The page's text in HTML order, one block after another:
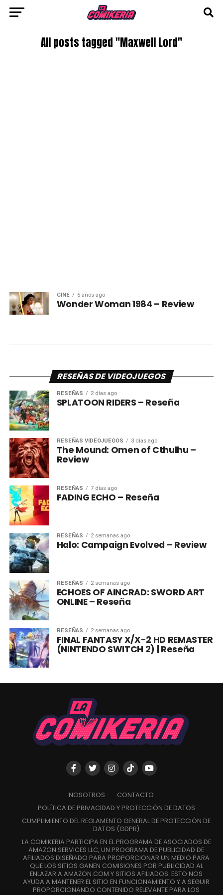
All posts tagged "Maxwell Lord"
CINE 6 años ago
Wonder Woman 1984 – Review
RESEÑAS DE VIDEOJUEGOS
RESEÑAS 2 días ago
SPLATOON RIDERS – Reseña
RESEÑAS VIDEOJUEGOS 3 días ago
The Mound: Omen of Cthulhu –
Review
RESEÑAS 7 días ago
FADING ECHO – Reseña
RESEÑAS 2 semanas ago
Halo: Campaign Evolved – Review
RESEÑAS 2 semanas ago
ECHOES OF AINCRAD: SWORD ART
ONLINE – Reseña
RESEÑAS 2 semanas ago
FINAL FANTASY X/X-2 HD REMASTER
(NINTENDO SWITCH 2) | Reseña
NOSOTROS
CONTACTO
POLÍTICA DE PRIVACIDAD Y PROTECCIÓN DE DATOS
CUMPLIMIENTO DEL REGLAMENTO GENERAL DE PROTECCIÓN DE
DATOS (GDPR)
LA COMIKERIA PARTICIPA EN EL PROGRAMA DE ASOCIADOS DE
AMAZON SERVICES LLC, UN PROGRAMA DE PUBLICIDAD DE
AFILIADOS DISEÑADO PARA PROPORCIONAR UN MEDIO PARA
QUE LOS SITIOS GANEN COMISIONES POR PUBLICIDAD AL
ENLAZAR A AMAZON.COM Y SITIOS AFILIADOS. ESTO NOS
AYUDA A MANTENER EL SITIO EN FUNCIONAMIENTO Y A SEGUIR
PROPORCIONANDO CONTENIDO RELEVANTE PARA LOS